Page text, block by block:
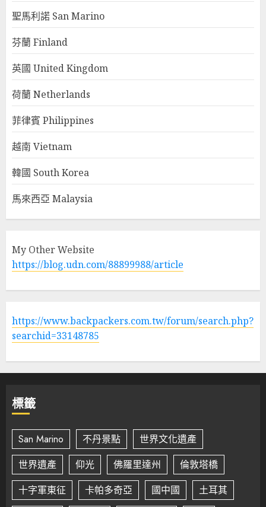
聖馬利諾 San Marino
芬蘭 Finland
英國 United Kingdom
荷蘭 Netherlands
菲律賓 Philippines
越南 Vietnam
韓國 South Korea
馬來西亞 Malaysia
My Other Website
https://blog.udn.com/88899988/article
https://www.backpackers.com.tw/forum/search.php?
searchid=33148785
標籤
San Marino 不丹景點
世界文化遺產
世界遺產
仰光 佛羅里達州
倫敦塔橋
十字軍東征
卡帕多奇亞 國中國 土耳其